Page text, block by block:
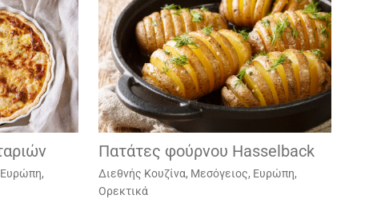
,
Πατάτες φούρνου Hasselback
Διεθνής Κουζίνα, Μεσόγειος, Ευρώπη,
Ορεκτικά